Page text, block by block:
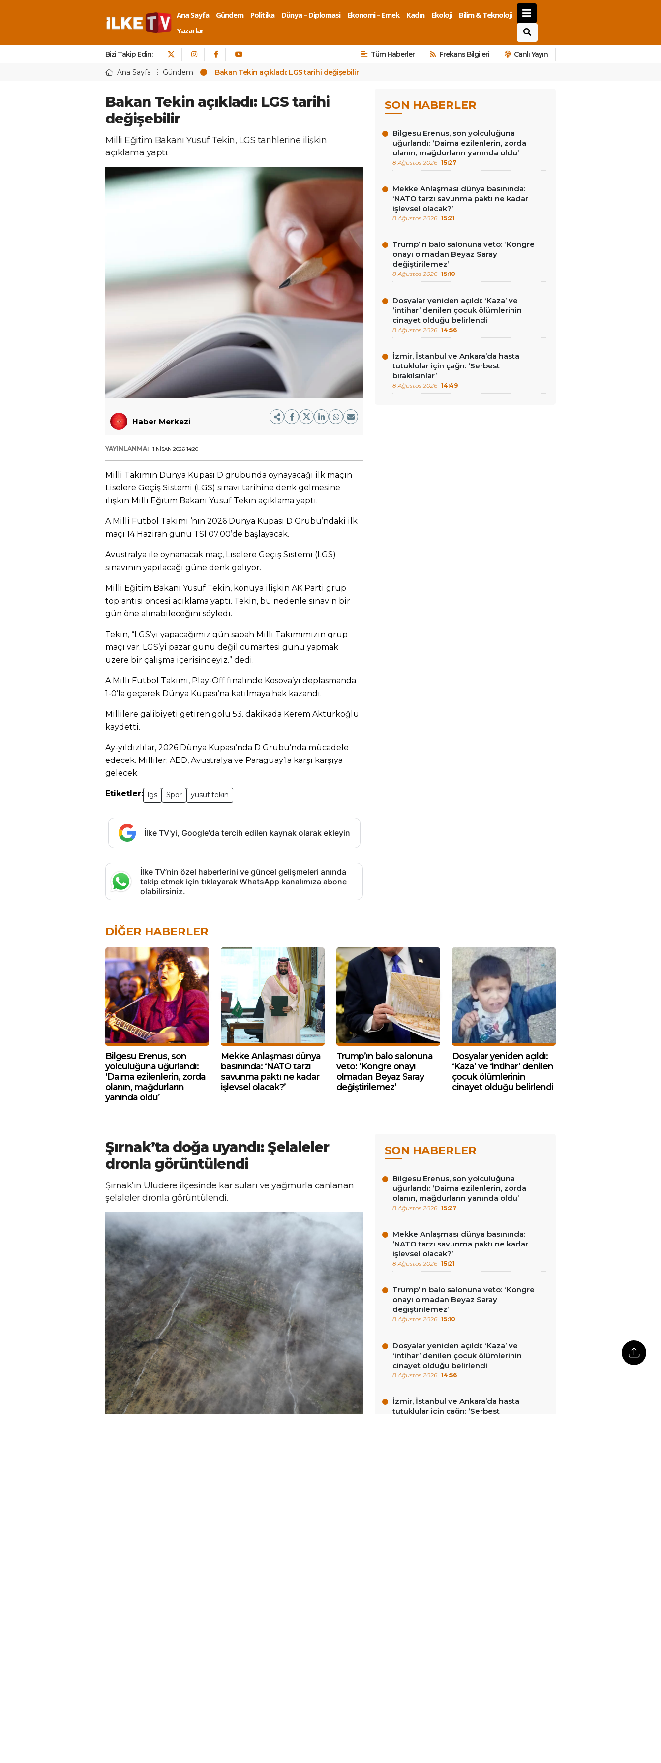
Ana Sayfa Gündem Politika Dünya – Diplomasi Ekonomi – Emek Kadın Ekoloji
Bilim & Teknoloji
Yazarlar
Bizi Takip Edin: Tüm Haberler Frekans Bilgileri Canlı Yayın
Ana Sayfa Gündem Bakan Tekin açıkladı: LGS tarihi değişebilir
Bakan Tekin açıkladı: LGS tarihi
değişebilir
Milli Eğitim Bakanı Yusuf Tekin, LGS tarihlerine ilişkin
açıklama yaptı.
Haber Merkezi
YAYINLANMA: 1 NISAN 2026 14:20
Milli Takımın Dünya Kupası D grubunda oynayacağı ilk maçın
Liselere Geçiş Sistemi (LGS) sınavı tarihine denk gelmesine
ilişkin Milli Eğitim Bakanı Yusuf Tekin açıklama yaptı.
A Milli Futbol Takımı ‘nın 2026 Dünya Kupası D Grubu’ndaki ilk
maçı 14 Haziran günü TSİ 07.00’de başlayacak.
Avustralya ile oynanacak maç, Liselere Geçiş Sistemi (LGS)
sınavının yapılacağı güne denk geliyor.
Milli Eğitim Bakanı Yusuf Tekin, konuya ilişkin AK Parti grup
toplantısı öncesi açıklama yaptı. Tekin, bu nedenle sınavın bir
gün öne alınabileceğini söyledi.
Tekin, “LGS’yi yapacağımız gün sabah Milli Takımımızın grup
maçı var. LGS’yi pazar günü değil cumartesi günü yapmak
üzere bir çalışma içerisindeyiz.” dedi.
A Milli Futbol Takımı, Play-Off finalinde Kosova’yı deplasmanda
1-0’la geçerek Dünya Kupası’na katılmaya hak kazandı.
Millilere galibiyeti getiren golü 53. dakikada Kerem Aktürkoğlu
kaydetti.
Ay-yıldızlılar, 2026 Dünya Kupası’nda D Grubu’nda mücadele
edecek. Milliler; ABD, Avustralya ve Paraguay’la karşı karşıya
gelecek.
Etiketler: lgs Spor yusuf tekin
İlke TV'yi, Google'da tercih edilen kaynak olarak ekleyin
İlke TV’nin özel haberlerini ve güncel gelişmeleri anında
takip etmek için tıklayarak WhatsApp kanalımıza abone
olabilirsiniz.
SON HABERLER
Bilgesu Erenus, son yolculuğuna
uğurlandı: ‘Daima ezilenlerin, zorda
olanın, mağdurların yanında oldu’
8 Ağustos 2026 15:27
Mekke Anlaşması dünya basınında:
‘NATO tarzı savunma paktı ne kadar
işlevsel olacak?’
8 Ağustos 2026 15:21
Trump’ın balo salonuna veto: ‘Kongre
onayı olmadan Beyaz Saray
değiştirilemez’
8 Ağustos 2026 15:10
Dosyalar yeniden açıldı: ‘Kaza’ ve
‘intihar’ denilen çocuk ölümlerinin
cinayet olduğu belirlendi
8 Ağustos 2026 14:56
İzmir, İstanbul ve Ankara’da hasta
tutuklular için çağrı: ‘Serbest
bırakılsınlar’
8 Ağustos 2026 14:49
DIĞER HABERLER
Bilgesu Erenus, son
yolculuğuna uğurlandı:
‘Daima ezilenlerin, zorda
olanın, mağdurların
yanında oldu’
Mekke Anlaşması dünya
basınında: ‘NATO tarzı
savunma paktı ne kadar
işlevsel olacak?’
Trump’ın balo salonuna
veto: ‘Kongre onayı
olmadan Beyaz Saray
değiştirilemez’
Dosyalar yeniden açıldı:
‘Kaza’ ve ‘intihar’ denilen
çocuk ölümlerinin
cinayet olduğu belirlendi
Şırnak’ta doğa uyandı: Şelaleler
dronla görüntülendi
Şırnak’ın Uludere ilçesinde kar suları ve yağmurla canlanan
şelaleler dronla görüntülendi.
SON HABERLER
Bilgesu Erenus, son yolculuğuna
uğurlandı: ‘Daima ezilenlerin, zorda
olanın, mağdurların yanında oldu’
8 Ağustos 2026 15:27
Mekke Anlaşması dünya basınında:
‘NATO tarzı savunma paktı ne kadar
işlevsel olacak?’
8 Ağustos 2026 15:21
Trump’ın balo salonuna veto: ‘Kongre
onayı olmadan Beyaz Saray
değiştirilemez’
8 Ağustos 2026 15:10
Dosyalar yeniden açıldı: ‘Kaza’ ve
‘intihar’ denilen çocuk ölümlerinin
cinayet olduğu belirlendi
8 Ağustos 2026 14:56
İzmir, İstanbul ve Ankara’da hasta
tutuklular için çağrı: ‘Serbest